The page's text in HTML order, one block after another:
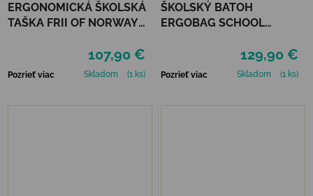
ERGONOMICKÁ ŠKOLSKÁ
TAŠKA FRII OF NORWAY
107,90 €
Pozrieť viac Skladom (1 ks)
ŠKOLSKÝ BATOH
ERGOBAG SCHOOL
129,90 €
Pozrieť viac Skladom (1 ks)